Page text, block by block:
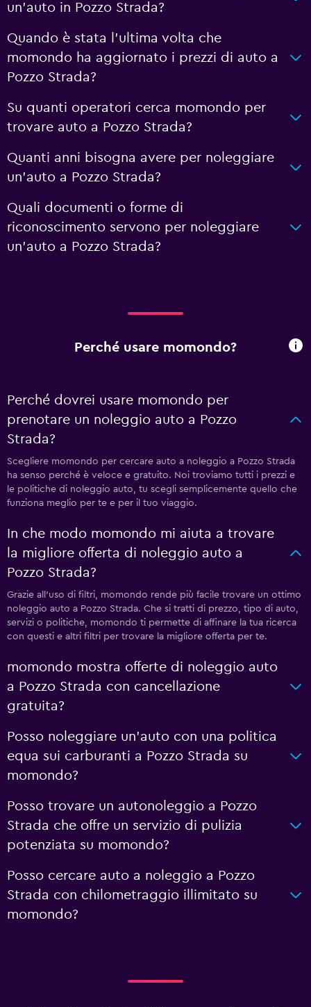
un'auto in Pozzo Strada?
Quando è stata l'ultima volta che
momondo ha aggiornato i prezzi di auto a
Pozzo Strada?
Su quanti operatori cerca momondo per
trovare auto a Pozzo Strada?
Quanti anni bisogna avere per noleggiare
un'auto a Pozzo Strada?
Quali documenti o forme di
riconoscimento servono per noleggiare
un'auto a Pozzo Strada?
Perché usare momondo?
Perché dovrei usare momondo per
prenotare un noleggio auto a Pozzo
Strada?
Scegliere momondo per cercare auto a noleggio a Pozzo Strada
ha senso perché è veloce e gratuito. Noi troviamo tutti i prezzi e
le politiche di noleggio auto, tu scegli semplicemente quello che
funziona meglio per te e per il tuo viaggio.
In che modo momondo mi aiuta a trovare
la migliore offerta di noleggio auto a
Pozzo Strada?
Grazie all'uso di filtri, momondo rende più facile trovare un ottimo
noleggio auto a Pozzo Strada. Che si tratti di prezzo, tipo di auto,
servizi o politiche, momondo ti permette di affinare la tua ricerca
con questi e altri filtri per trovare la migliore offerta per te.
momondo mostra offerte di noleggio auto
a Pozzo Strada con cancellazione
gratuita?
Posso noleggiare un'auto con una politica
equa sui carburanti a Pozzo Strada su
momondo?
Posso trovare un autonoleggio a Pozzo
Strada che offre un servizio di pulizia
potenziata su momondo?
Posso cercare auto a noleggio a Pozzo
Strada con chilometraggio illimitato su
momondo?